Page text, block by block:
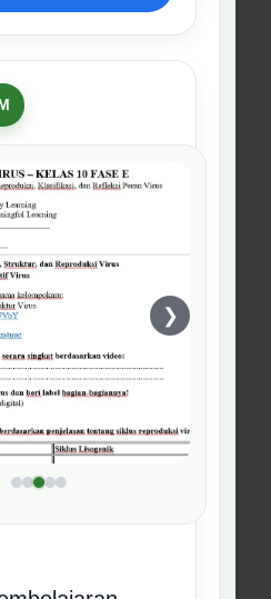
virus yang
stimulus
menyiapkan
yang lebih
sebagai
aktif di
WhatsApp
Lynk.id
❯